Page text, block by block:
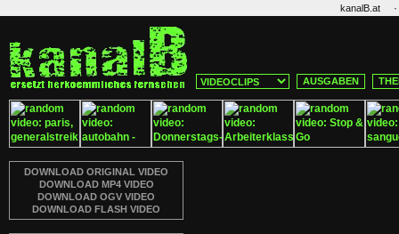
kanalB.at ·
AUSGABEN
DOWNLOAD ORIGINAL VIDEO
DOWNLOAD MP4 VIDEO
DOWNLOAD OGV VIDEO
DOWNLOAD FLASH VIDEO